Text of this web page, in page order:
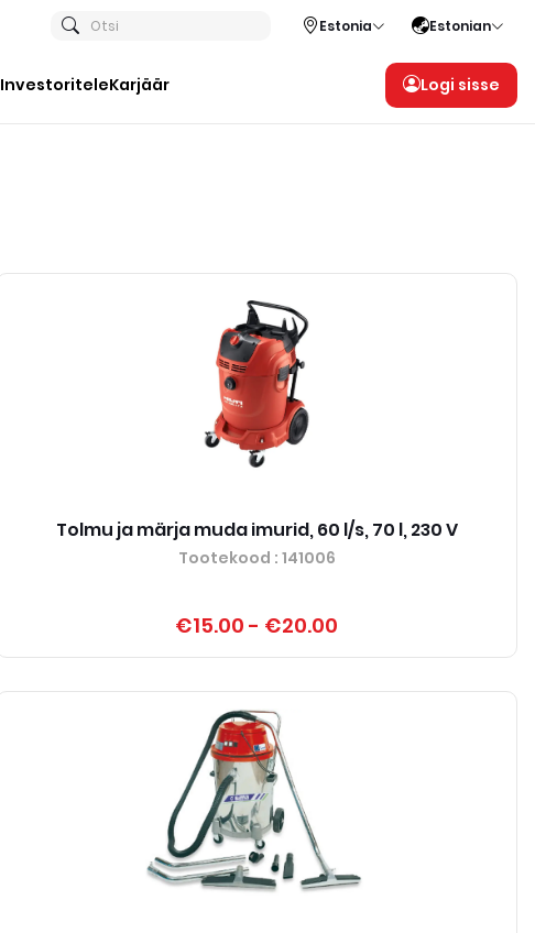
Otsi Estonia Estonian
InvestoriteleKarjäär Logi sisse
Tolmu ja märja muda imurid, 60 l/s, 70 l, 230 V
Tootekood : 141006
€15.00 - €20.00